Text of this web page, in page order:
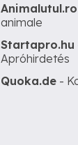
Animalutul.ro
animale
Startapro.hu
Apróhirdetés
Quoka.de -